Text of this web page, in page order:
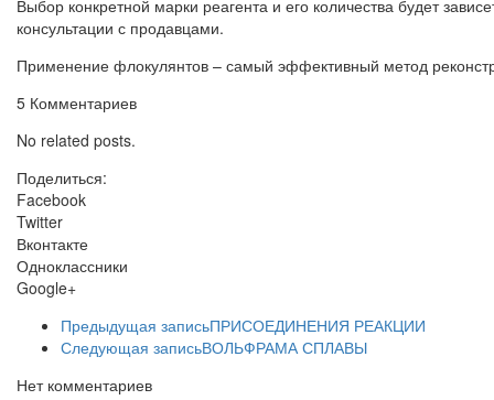
Выбор конкретной марки реагента и его количества будет
консультации с продавцами.
Применение флокулянтов – самый эффективный метод
5 Комментариев
No related posts.
Поделиться:
Facebook
Twitter
Вконтакте
Одноклассники
Google+
Предыдущая записьПРИСОЕДИНЕНИЯ РЕАКЦИИ
Следующая записьВОЛЬФРАМА СПЛАВЫ
Нет комментариев